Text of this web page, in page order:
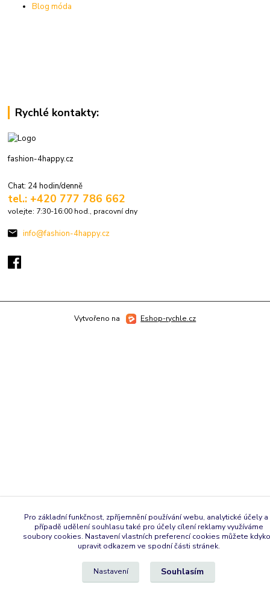
Blog móda
Rychlé kontakty:
fashion-4happy.cz
Chat: 24 hodin/denně
tel.: +420 777 786 662
volejte: 7:30-16:00 hod., pracovní dny
info@fashion-4happy.cz
Vytvořeno na Eshop-rychle.cz
Pro základní funkčnost, zpříjemnění používání webu, analytické účely a
případě udělení souhlasu také pro účely cílení reklamy využíváme
soubory cookies. Nastavení vlastních preferencí cookies můžete
upravit odkazem ve spodní části stránek.
Nastavení Souhlasím